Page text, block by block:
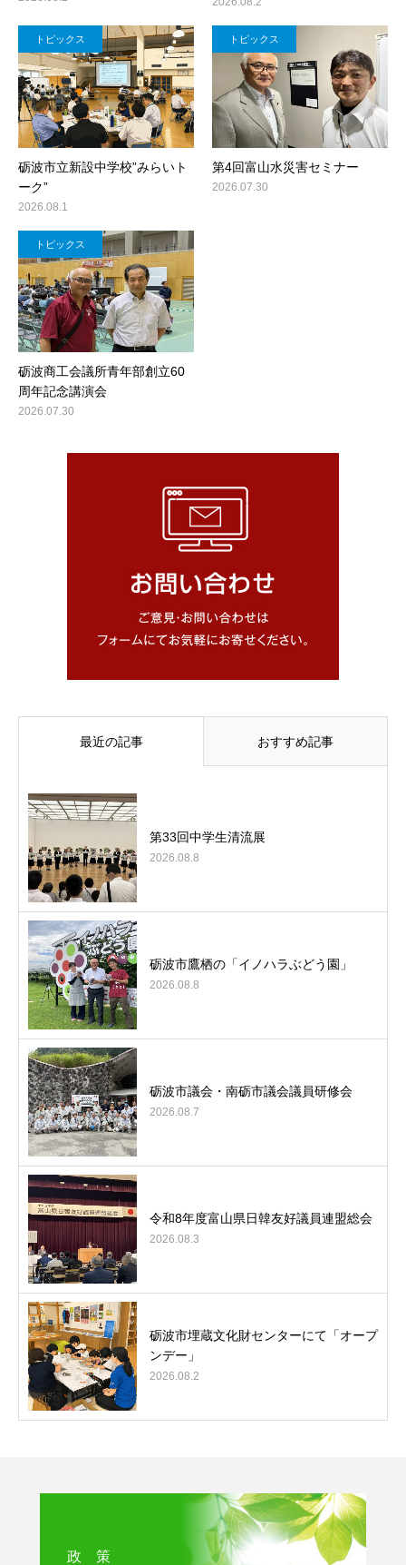
トピックス
砺波市立新設中学校”みらいト
ーク”
2026.08.1
トピックス
第4回富山水災害セミナー
2026.07.30
トピックス
砺波商工会議所青年部創立60
周年記念講演会
2026.07.30
最近の記事 おすすめ記事
第33回中学生清流展
2026.08.8
砺波市鷹栖の「イノハラぶどう園」
2026.08.8
砺波市議会・南砺市議会議員研修会
2026.08.7
令和8年度富山県日韓友好議員連盟総会
2026.08.3
砺波市埋蔵文化財センターにて「オープ
ンデー」
2026.08.2
政 策